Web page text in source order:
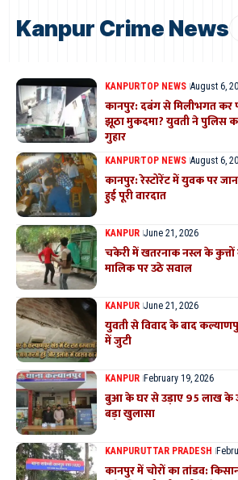
Kanpur Crime News
KANPURTOP NEWS August 6,
कानपुर: दबंग से मिलीभगत कर
झूठा मुकदमा? युवती ने पुलिस
गुहार
KANPURTOP NEWS August 6,
कानपुर: रेस्टोरेंट में युवक पर
हुई पूरी वारदात
KANPUR June 21, 2026
चकेरी में खतरनाक नस्ल के कुत्तों
मालिक पर उठे सवाल
KANPUR June 21, 2026
युवती से विवाद के बाद
में जुटी
KANPUR February 19, 2026
बुआ के घर से उड़ाए 95 लाख के
बड़ा खुलासा
KANPURUTTAR PRADESH
कानपुर में चोरों का तांडव: